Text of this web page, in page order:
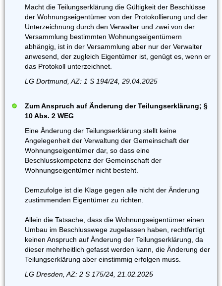
Macht die Teilungserklärung die Gültigkeit der Beschlüsse
der Wohnungseigentümer von der Protokollierung und der
Unterzeichnung durch den Verwalter und zwei von der
Versammlung bestimmten Wohnungseigentümern
abhängig, ist in der Versammlung aber nur der Verwalter
anwesend, der zugleich Eigentümer ist, genügt es, wenn er
das Protokoll unterzeichnet.
LG Dortmund, AZ: 1 S 194/24, 29.04.2025
Zum Anspruch auf Änderung der Teilungserklärung; §
10 Abs. 2 WEG
Eine Änderung der Teilungserklärung stellt keine
Angelegenheit der Verwaltung der Gemeinschaft der
Wohnungseigentümer dar, so dass eine
Beschlusskompetenz der Gemeinschaft der
Wohnungseigentümer nicht besteht.
Demzufolge ist die Klage gegen alle nicht der Änderung
zustimmenden Eigentümer zu richten.
Allein die Tatsache, dass die Wohnungseigentümer einen
Umbau im Beschlusswege zugelassen haben, rechtfertigt
keinen Anspruch auf Änderung der Teilungserklärung, da
dieser mehrheitlich gefasst werden kann, die Änderung der
Teilungserklärung aber einstimmig erfolgen muss.
LG Dresden, AZ: 2 S 175/24, 21.02.2025